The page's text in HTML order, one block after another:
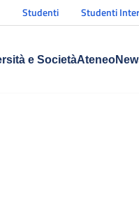
Studenti Studenti
e SocietàAteneo